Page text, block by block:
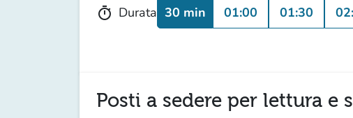
timer Durata 30 min 01:00 01:30
Posti a sedere per lettura e